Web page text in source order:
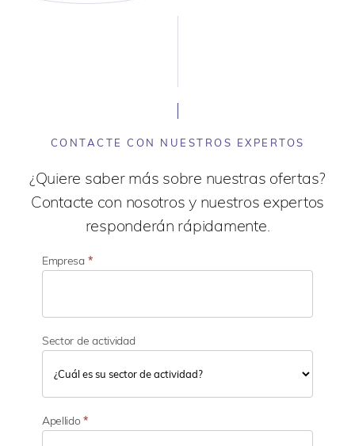
CONTACTE CON NUESTROS EXPERTOS
¿Quiere saber más sobre nuestras ofertas?
Contacte con nosotros y nuestros expertos
responderán rápidamente.
Empresa *
Sector de actividad
e
c
Apellido*